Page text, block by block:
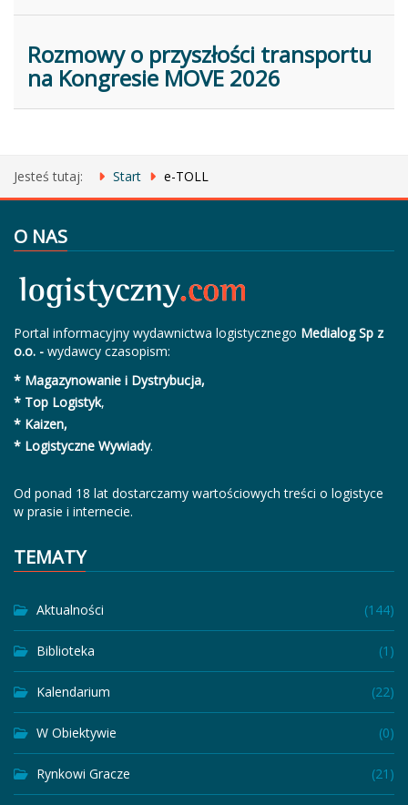
Rozmowy o przyszłości transportu
na Kongresie MOVE 2026
Jesteś tutaj: Start e-TOLL
O NAS
Portal informacyjny wydawnictwa logistycznego Medialog Sp z
o.o. - wydawcy czasopism:
* Magazynowanie i Dystrybucja,
* Top Logistyk,
* Kaizen,
* Logistyczne Wywiady.
Od ponad 18 lat dostarczamy wartościowych treści o logistyce
w prasie i internecie.
TEMATY
Aktualności (144)
Biblioteka (1)
Kalendarium (22)
W Obiektywie (0)
Rynkowi Gracze (21)